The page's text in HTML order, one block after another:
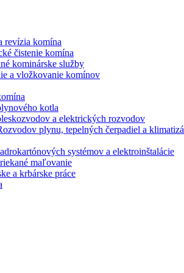
revízia komína
čistenie komína
kominárske služby
a vložkovanie komínov
kotla
a elektrických rozvodov
plynu, tepelných čerpadiel a
systémov a elektroinštalácie
maľovanie
a krbárske práce